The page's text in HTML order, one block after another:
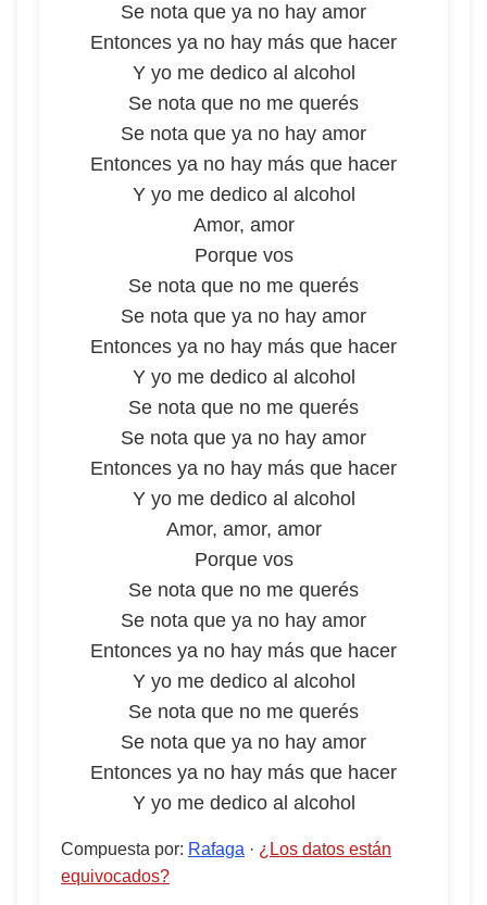
Se nota que ya no hay amor
Entonces ya no hay más que hacer
Y yo me dedico al alcohol
Se nota que no me querés
Se nota que ya no hay amor
Entonces ya no hay más que hacer
Y yo me dedico al alcohol
Amor, amor
Porque vos
Se nota que no me querés
Se nota que ya no hay amor
Entonces ya no hay más que hacer
Y yo me dedico al alcohol
Se nota que no me querés
Se nota que ya no hay amor
Entonces ya no hay más que hacer
Y yo me dedico al alcohol
Amor, amor, amor
Porque vos
Se nota que no me querés
Se nota que ya no hay amor
Entonces ya no hay más que hacer
Y yo me dedico al alcohol
Se nota que no me querés
Se nota que ya no hay amor
Entonces ya no hay más que hacer
Y yo me dedico al alcohol
Compuesta por: Rafaga · ¿Los datos están
equivocados?